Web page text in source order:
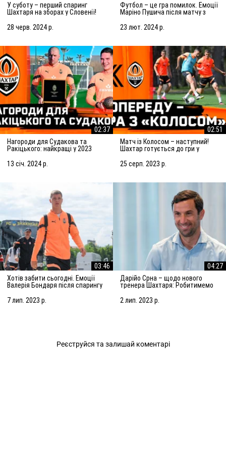
У суботу – перший спаринг
Шахтаря на зборах у Словенії!
Сараєвом
28 черв. 2024 р.
Футбол – це гра помилок. Емоції
Маріно Пушича після матчу з
23 лют. 2024 р.
02:37
Нагороди для Судакова та
Ракіцького: найкращі у 2023
13 січ. 2024 р.
02:51
Матч із Колосом – наступний!
Шахтар готується до гри у
25 серп. 2023 р.
03:46
Хотів забити сьогодні. Емоції
Валерія Бондаря після спарингу
7 лип. 2023 р.
04:27
Дарійо Срна – щодо нового
тренера Шахтаря: Робитимемо
2 лип. 2023 р.